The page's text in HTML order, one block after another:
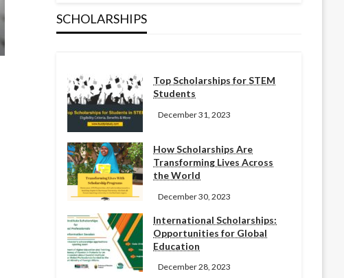
SCHOLARSHIPS
Top Scholarships for STEM
Students
December 31, 2023
How Scholarships Are
Transforming Lives Across
the World
December 30, 2023
International Scholarships:
Opportunities for Global
Education
December 28, 2023